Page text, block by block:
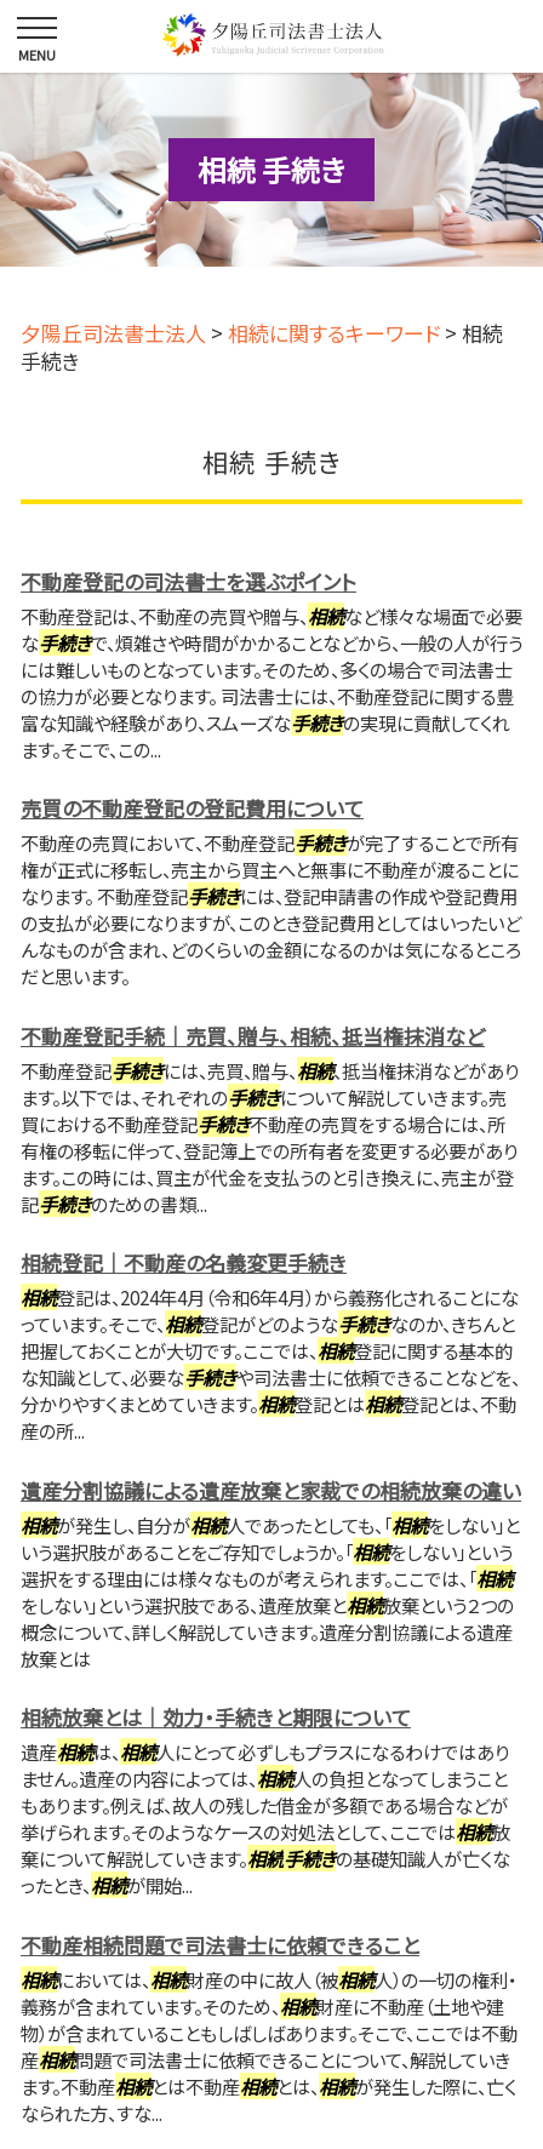
相続 手続き
夕陽丘司法書士法人 > 相続に関するキーワード > 相続
手続き
相続 手続き
不動産登記の司法書士を選ぶポイント
不動産登記は、不動産の売買や贈与、相続など様々な場面で必要
な手続きで、煩雑さや時間がかかることなどから、一般の人が行う
には難しいものとなっています。そのため、多くの場合で司法書士
の協力が必要となります。 司法書士には、不動産登記に関する豊
富な知識や経験があり、スムーズな手続きの実現に貢献してくれ
ます。そこで、この...
売買の不動産登記の登記費用について
不動産の売買において、不動産登記手続きが完了することで所有
権が正式に移転し、売主から買主へと無事に不動産が渡ることに
なります。 不動産登記手続きには、登記申請書の作成や登記費用
の支払が必要になりますが、このとき登記費用としてはいったいど
んなものが含まれ、どのくらいの金額になるのかは気になるところ
だと思います。
不動産登記手続｜売買、贈与、相続、抵当権抹消など
不動産登記手続きには、売買、贈与、相続、抵当権抹消などがあり
ます。以下では、それぞれの手続きについて解説していきます。売
買における不動産登記手続き不動産の売買をする場合には、所
有権の移転に伴って、登記簿上での所有者を変更する必要があり
ます。この時には、買主が代金を支払うのと引き換えに、売主が登
記手続きのための書類...
相続登記｜不動産の名義変更手続き
相続登記は、2024年4月（令和6年4月）から義務化されることにな
っています。そこで、相続登記がどのような手続きなのか、きちんと
把握しておくことが大切です。ここでは、相続登記に関する基本的
な知識として、必要な手続きや司法書士に依頼できることなどを、
分かりやすくまとめていきます。相続登記とは相続登記とは、不動
産の所...
遺産分割協議による遺産放棄と家裁での相続放棄の違い
相続が発生し、自分が相続人であったとしても、「相続をしない」と
いう選択肢があることをご存知でしょうか。「相続をしない」という
選択をする理由には様々なものが考えられます。ここでは、「相続
をしない」という選択肢である、遺産放棄と相続放棄という２つの
概念について、詳しく解説していきます。遺産分割協議による遺産
放棄とは
相続放棄とは｜効力・手続きと期限について
遺産相続は、相続人にとって必ずしもプラスになるわけではあり
ません。遺産の内容によっては、相続人の負担となってしまうこと
もあります。例えば、故人の残した借金が多額である場合などが
挙げられます。そのようなケースの対処法として、ここでは相続放
棄について解説していきます。相続手続きの基礎知識人が亡くな
ったとき、相続が開始...
不動産相続問題で司法書士に依頼できること
相続においては、相続財産の中に故人（被相続人）の一切の権利・
義務が含まれています。そのため、相続財産に不動産（土地や建
物）が含まれていることもしばしばあります。そこで、ここでは不動
産相続問題で司法書士に依頼できることについて、解説していき
ます。不動産相続とは不動産相続とは、相続が発生した際に、亡く
なられた方、すな...